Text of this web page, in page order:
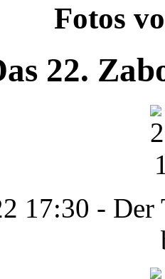
Fotos
22.
17:30 -